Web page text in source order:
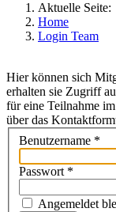
Aktuelle Seite:
Home
Login Team
Hier können sich
erhalten sie Zugriff
für eine Teilnahme
über das
Benutzername *
Passwort *
Angemeldet